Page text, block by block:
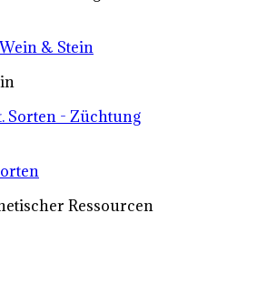
& Stein
Sorten - Züchtung
Ressourcen